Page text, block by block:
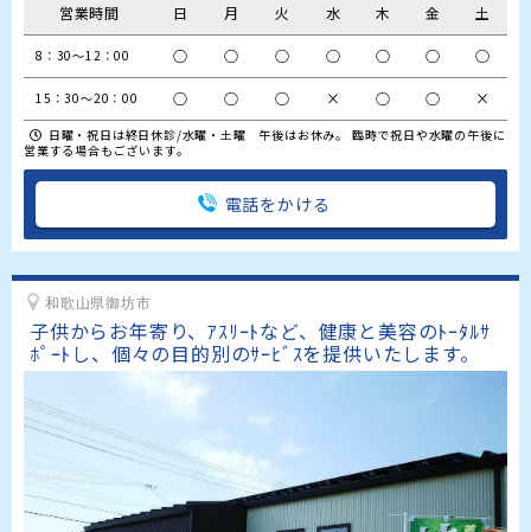
営業時間 日 月 火 水 木 金 土
8：30～12：00 ○ ○ ○ ○ ○ ○ ○
15：30～20：00 ○ ○ ○ × ○ ○ ×
日曜・祝日は終日休診/水曜・土曜 午後はお休み。 臨時で祝日や水曜の午後に
営業する場合もございます。
電話をかける
和歌山県御坊市
子供からお年寄り、ｱｽﾘｰﾄなど、健康と美容のﾄｰﾀﾙｻ
ﾎﾟｰﾄし、個々の目的別のｻｰﾋﾞｽを提供いたします。